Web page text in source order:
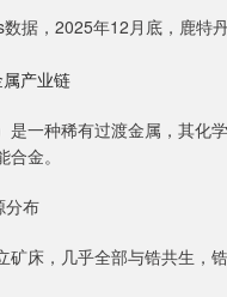
据，2025年12月底，鹿特
产业链
是一种稀有过渡金属，其化
合金。
分布
矿床，几乎全部与锆共生，